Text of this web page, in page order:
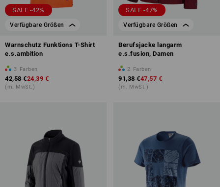
SALE -42%
Verfügbare Größen
Warnschutz Funktions T-Shirt
e.s.ambition
3 Farben
42,58 €24,39 €
(m. MwSt.)
SALE -47%
Verfügbare Größen
Berufsjacke langarm
e.s.fusion, Damen
2 Farben
91,38 €47,57 €
(m. MwSt.)